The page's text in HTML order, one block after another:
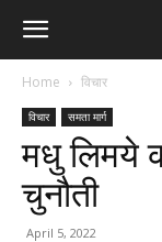
Home विचार
विचार समता मार्ग
मधु लिमये
चुनौती
April 5, 2022